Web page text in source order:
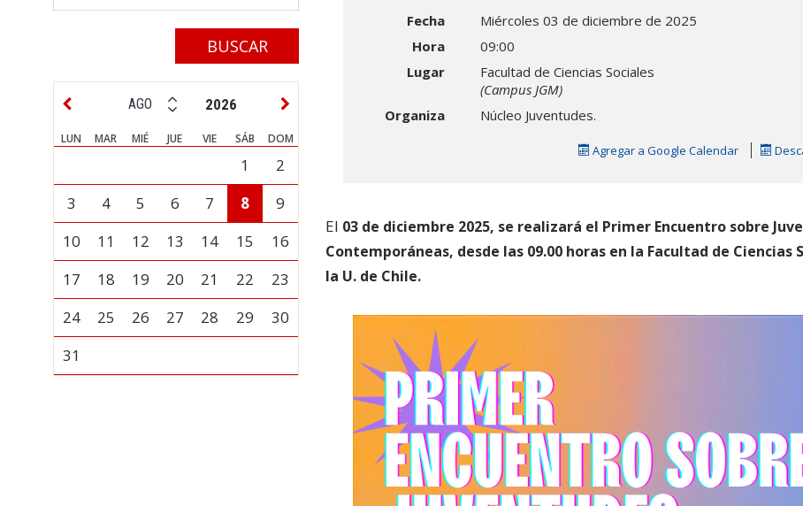
2026
LUN MAR MIÉ JUE VIE SÁB DOM
1
2
3
4 5 6 7 8
9
10
11 12 13 14 15
16
17
18 19 20 21 22
23
24
25 26 27 28 29
30
31
Fecha
Miércoles 03 de diciembre de 2025
Hora
09:00
Lugar
Facultad de Ciencias Sociales
(Campus JGM)
Organiza
Núcleo Juventudes.
Agregar a Google Calendar
El 03 de diciembre 2025, se realizará el Primer Encuentro sobre
Contemporáneas, desde las 09.00 horas en la Facultad de Ciencias
la U. de Chile.